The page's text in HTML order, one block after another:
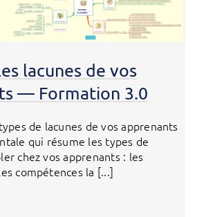
lacunes de vos
— Formation 3.0
de lacunes de vos apprenants
qui résume les types de
chez vos apprenants : les
compétences la [...]